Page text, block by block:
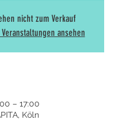
nicht zum Verkauf
ansehen
– 17:00
Köln